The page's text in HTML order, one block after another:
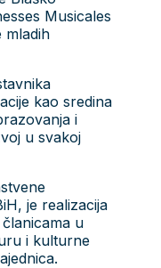
Musicales
mladih
kao sredina
i
u svakoj
je realizacija
u
i kulturne